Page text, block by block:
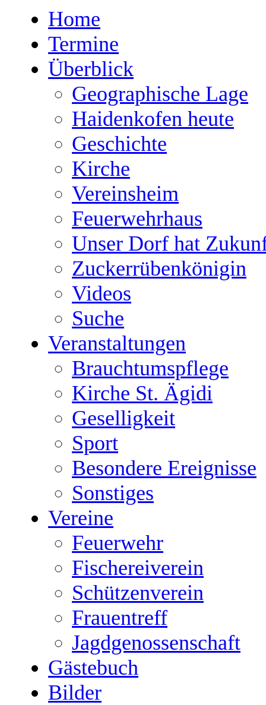
Home
Termine
Überblick
Geographische Lage
Haidenkofen heute
Geschichte
Kirche
Vereinsheim
Feuerwehrhaus
Unser Dorf hat
Zuckerrübenkönigin
Videos
Suche
Veranstaltungen
Brauchtumspflege
Kirche St. Ägidi
Geselligkeit
Sport
Besondere Ereignisse
Sonstiges
Vereine
Feuerwehr
Fischereiverein
Schützenverein
Frauentreff
Jagdgenossenschaft
Gästebuch
Bilder